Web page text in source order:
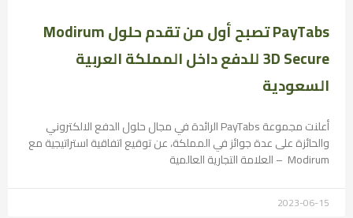
PayTabs تصبح أول من تقدم حلول Modirum
3D Secure للدفع داخل المملكة العربية
السعودية
أعلنت مجموعة PayTabs الرائدة في مجال حلول الدفع الالكتروني
والحائزة على عدة جوائز في المملكة، عن توقيع اتفاقية استراتيجية مع
Modirum – العلامة التجارية العالمية
2023-06-15